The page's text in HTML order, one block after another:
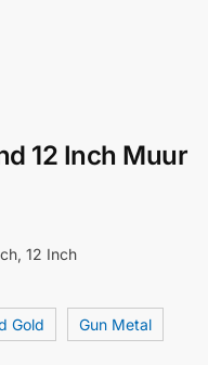
12 Inch Muur
12 Inch
Gold Gun Metal